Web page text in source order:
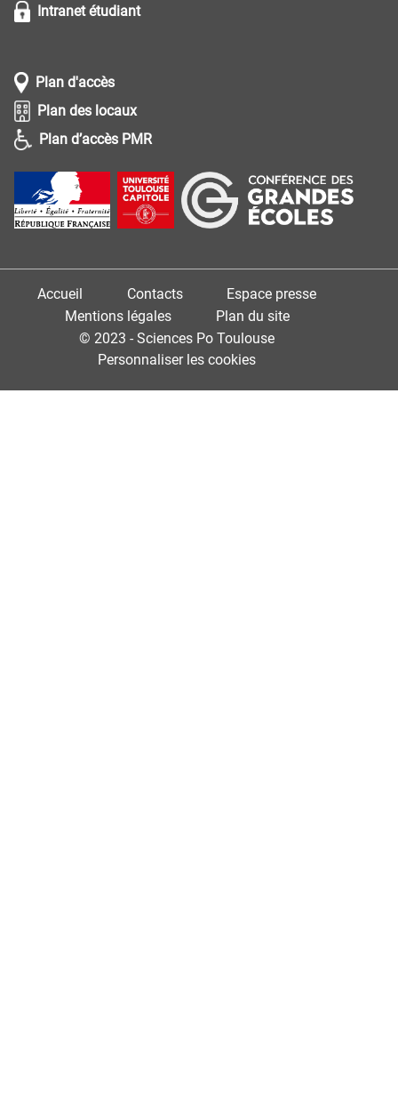
Intranet étudiant
Plan d'accès
Plan des locaux
Plan d’accès PMR
Accueil Contacts
Espace presse
Mentions légales
Plan du site
© 2023 - Sciences Po Toulouse
Personnaliser les cookies